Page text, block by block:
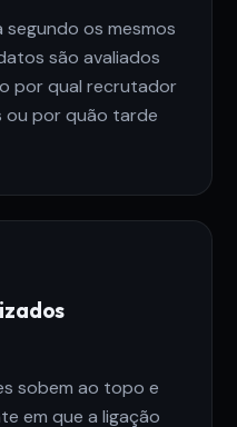
os mesmos
são avaliados
por qual recrutador
ou por quão tarde
sobem ao topo e
em que a ligação